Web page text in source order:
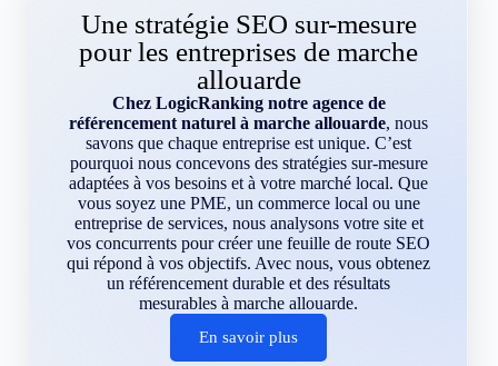
Une stratégie SEO sur-mesure
pour les entreprises de marche
allouarde
Chez LogicRanking notre agence de
référencement naturel à marche allouarde, nous
savons que chaque entreprise est unique. C’est
pourquoi nous concevons des stratégies sur-mesure
adaptées à vos besoins et à votre marché local. Que
vous soyez une PME, un commerce local ou une
entreprise de services, nous analysons votre site et
vos concurrents pour créer une feuille de route SEO
qui répond à vos objectifs. Avec nous, vous obtenez
un référencement durable et des résultats
mesurables à marche allouarde.
En savoir plus